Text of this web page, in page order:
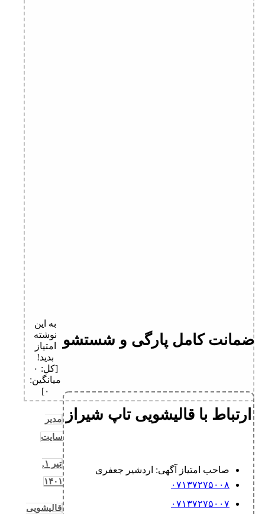
ضمانت کامل پارگی و شستشو
ارتباط با قالیشویی تاپ شیراز
صاحب امتیاز آگهی: اردشیر جعفری
۰۷۱۳۷۲۷۵۰۰۸
۰۷۱۳۷۲۷۵۰۰۷
به این
نوشته
امتیاز
بدید!
[کل: ۰
میانگین:
۰]
مدیر
سایت
تیر ۱,
۱۴۰۱
قالیشویی